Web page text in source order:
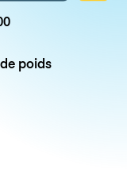
poids